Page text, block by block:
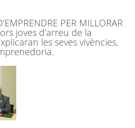
PER MILLORAR
joves d’arreu de la
les seves vivències,